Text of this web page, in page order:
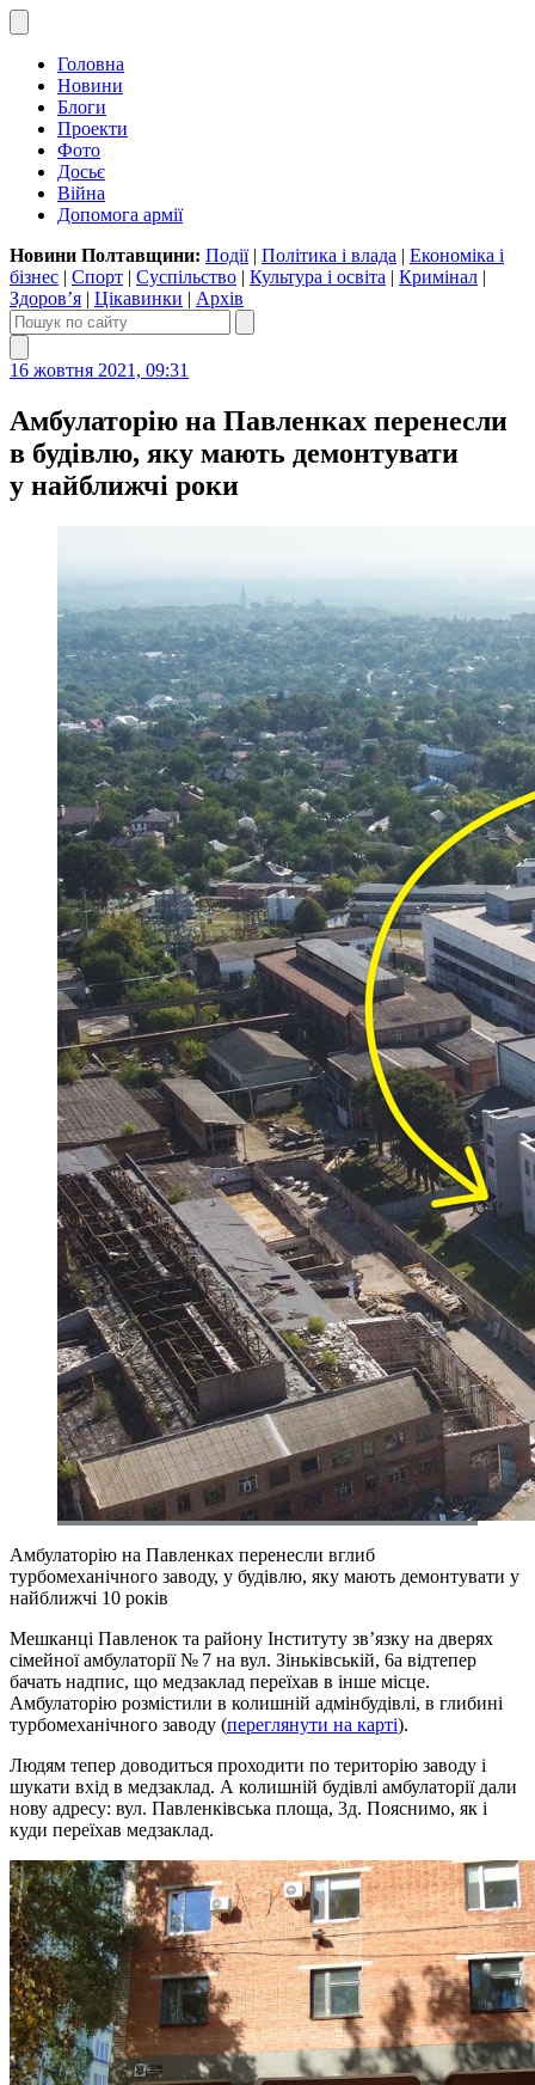
Головна
Новини
Блоги
Проекти
Фото
Досьє
Війна
Допомога армії
Новини Полтавщини: Події| Політика і влада | Економіка і
бізнес | Спорт | Суспільство | Культура і освіта | Кримінал |
Здоров’я | Цікавинки | Архів
16 жовтня 2021, 09:31
Амбулаторію на Павленках перенесли
в будівлю, яку мають демонтувати
у найближчі роки
Амбулаторію на Павленках перенесли вглиб
турбомеханічного заводу, у будівлю, яку мають демонтувати у
найближчі 10 років
Мешканці Павленок та району Інституту зв’язку на дверях
сімейної амбулаторії № 7 на вул. Зіньківській, 6а відтепер
бачать надпис, що медзаклад переїхав в інше місце.
Амбулаторію розмістили в колишній адмінбудівлі, в глибині
турбомеханічного заводу (переглянути на карті).
Людям тепер доводиться проходити по територію заводу і
шукати вхід в медзаклад. А колишній будівлі амбулаторії дали
нову адресу: вул. Павленківська площа, 3д. Пояснимо, як і
куди переїхав медзаклад.